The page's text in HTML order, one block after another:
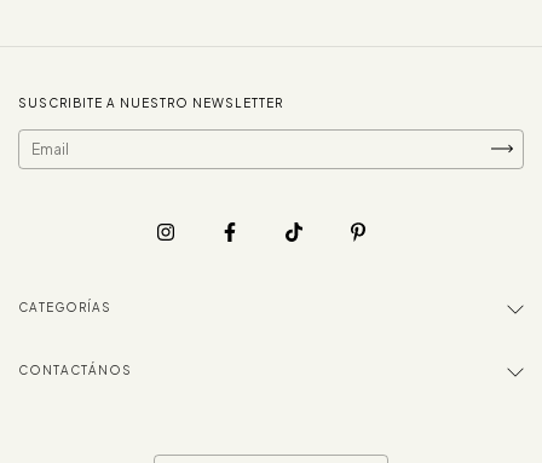
SUSCRIBITE A NUESTRO NEWSLETTER
CATEGORÍAS
CONTACTÁNOS